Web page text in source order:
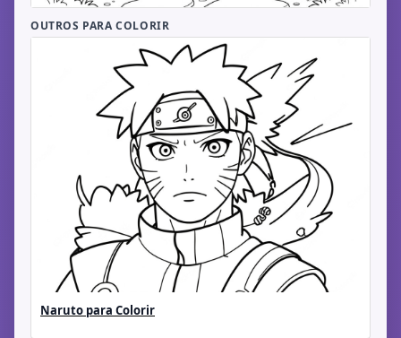
OUTROS PARA COLORIR
Naruto para Colorir